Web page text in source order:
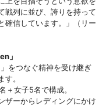
戦列に並び、誇りを持って
確信しています。」（リー
」
をつなぐ精神を受け継ぎ
。
＋女子5名で構成。
ザーからレディングにかけ